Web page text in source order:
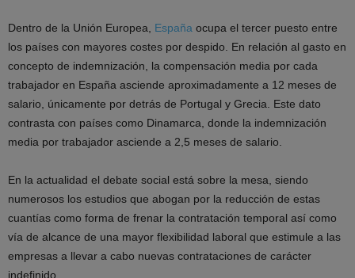
Dentro de la Unión Europea, España ocupa el tercer puesto entre
los países con mayores costes por despido. En relación al gasto en
concepto de indemnización, la compensación media por cada
trabajador en España asciende aproximadamente a 12 meses de
salario, únicamente por detrás de Portugal y Grecia. Este dato
contrasta con países como Dinamarca, donde la indemnización
media por trabajador asciende a 2,5 meses de salario.
En la actualidad el debate social está sobre la mesa, siendo
numerosos los estudios que abogan por la reducción de estas
cuantías como forma de frenar la contratación temporal así como
vía de alcance de una mayor flexibilidad laboral que estimule a las
empresas a llevar a cabo nuevas contrataciones de carácter
indefinido.